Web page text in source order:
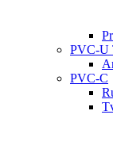
PVC-U
PVC-C